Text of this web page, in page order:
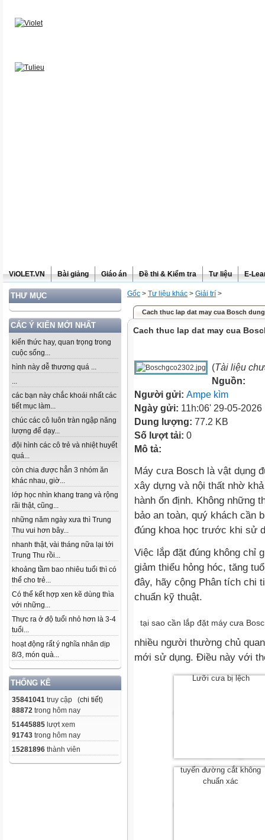
ViOLET.VN Bài giảng Giáo án Đề thi & Kiểm tra Tư liệu E-
THƯ MỤC
CÁC Ý KIẾN MỚI NHẤT
kiến thức hay, quan trọng trong
cuộc sống...
hình này dễ thương quá ...
...
các bạn này chắc khoái nhất các
tiết mục làm...
chúc các cô luôn tràn ngập năng
lượng để dạy...
đội hình các cô trẻ và nhiệt huyết
quá...
còn chia được hẳn 3 nhóm ăn
khác nhau, giờ...
lớp học nhìn khang trang và rộng
rãi thật, cũng...
những năm ngày xưa thì Trung
Thu vui hơn bây...
nhanh thật, vài tháng nữa lại tới
Trung Thu rồi...
khoảng tầm bao nhiêu tuổi thì có
thể cho trẻ...
Có thể kết hợp xen kẽ dùng thìa
với những...
Thực ra ở độ tuổi nhỏ hơn là 3-4
tuổi...
hoạt động rất ý nghĩa nhân dịp
8/3, món quà...
THỐNG KÊ
35841041 truy cập (chi tiết)
88872 trong hôm nay
51445885 lượt xem
91743 trong hôm nay
15281896 thành viên
Gốc > Tư liệu khác > Giải trí >
Cach thuc lap dat may cua Bosch
Cach thuc lap dat may cua
(Tài liệu
Nguồn:
Người gửi: Ampe kìm
Ngày gửi: 11h:06' 29-05-2026
Dung lượng: 77.2 KB
Số lượt tải: 0
Mô tả:
Máy cưa Bosch là vật dụng
xây dựng và nội thất nhờ
hành ổn định. Không những
bảo an toàn, quý khách cần
đúng khoa học trước khi sử
Việc lắp đặt đúng không chỉ
giảm thiểu hỏng hóc, tăng
đây, hãy cộng Phân tích chi
chuẩn kỹ thuật.
tại sao cần lắp đặt máy cưa
nhiều người thường chủ
mới sử dụng. Điều này với
Lưỡi cưa bị lệch
tuyến đường cắt không
chuẩn xác